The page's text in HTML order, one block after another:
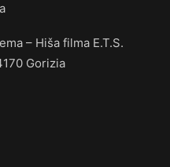
– Hiša filma E.T.S.
Gorizia